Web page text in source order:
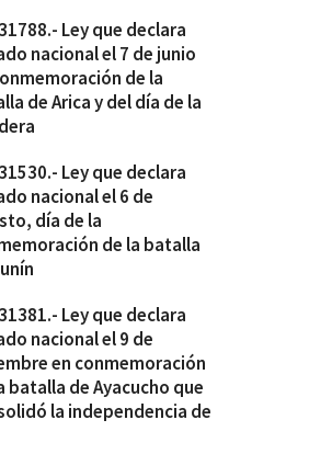
Ley que declara
nacional el 7 de junio
de la
de Arica y del día de la
Ley que declara
nacional el 6 de
día de la
de la batalla
Ley que declara
nacional el 9 de
en conmemoración
batalla de Ayacucho que
la independencia de